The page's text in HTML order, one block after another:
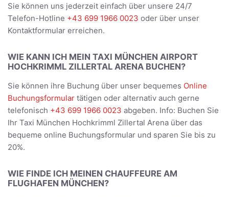
Sie können uns jederzeit einfach über unsere 24/7
Telefon-Hotline +43 699 1966 0023 oder über unser
Kontaktformular erreichen.
WIE KANN ICH MEIN TAXI MÜNCHEN AIRPORT
HOCHKRIMML ZILLERTAL ARENA BUCHEN?
Sie können ihre Buchung über unser bequemes Online
Buchungsformular tätigen oder alternativ auch gerne
telefonisch +43 699 1966 0023 abgeben. Info: Buchen Sie
Ihr Taxi München Hochkrimml Zillertal Arena über das
bequeme online Buchungsformular und sparen Sie bis zu
20%.
WIE FINDE ICH MEINEN CHAUFFEURE AM
FLUGHAFEN MÜNCHEN?